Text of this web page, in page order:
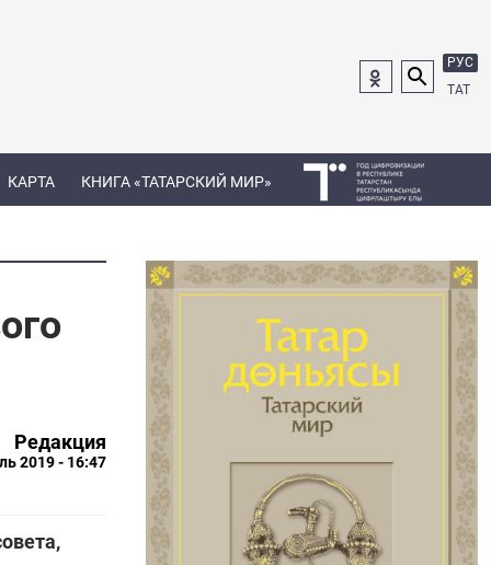
РУС
ТАТ
КАРТА КНИГА «ТАТАРСКИЙ МИР»
Редакция
2019 - 16:47